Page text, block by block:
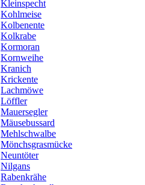
Kleinspecht
Kohlmeise
Kolbenente
Kolkrabe
Kormoran
Kornweihe
Kranich
Krickente
Lachmöwe
Löffler
Mauersegler
Mäusebussard
Mehlschwalbe
Mönchsgrasmücke
Neuntöter
Nilgans
Rabenkrähe